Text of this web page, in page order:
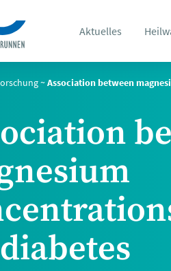
Aktuelles
~Association between